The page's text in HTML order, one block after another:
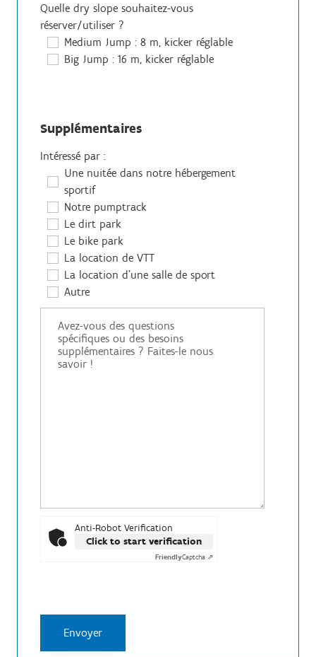
Quelle dry slope souhaitez-vous
réserver/utiliser ?
Medium Jump : 8 m, kicker réglable
Big Jump : 16 m, kicker réglable
Supplémentaires
Intéressé par :
Une nuitée dans notre hébergement
sportif
Notre pumptrack
Le dirt park
Le bike park
La location de VTT
La location d'une salle de sport
Autre
Anti-Robot Verification
Click to start verification
FriendlyCaptcha ⇗